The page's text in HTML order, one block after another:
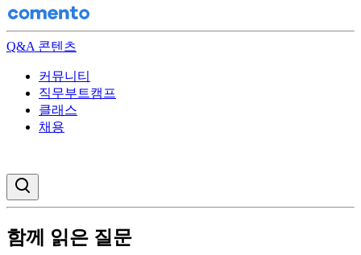
Q&A 콘텐츠
커뮤니티
직무부트캠프
클래스
채용
함께 읽은 질문